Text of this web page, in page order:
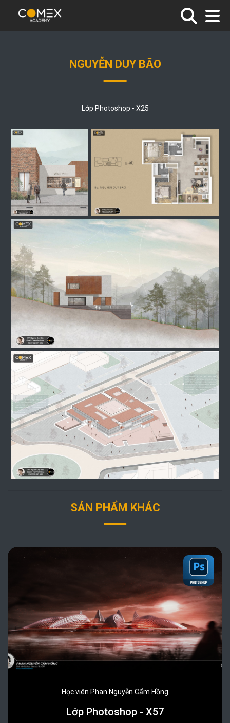
NGUYỄN DUY BÃO
Lớp Photoshop - X25
SẢN PHẨM KHÁC
Học viên Phan Nguyễn Cẩm Hồng
Lớp Photoshop - X57